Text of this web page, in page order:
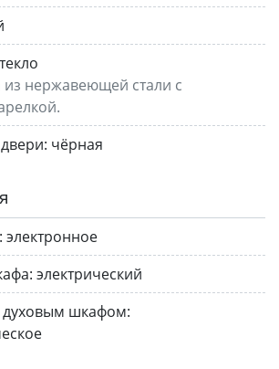
нержавеющей стали с
чёрная
электронное
электрический
духовым шкафом: